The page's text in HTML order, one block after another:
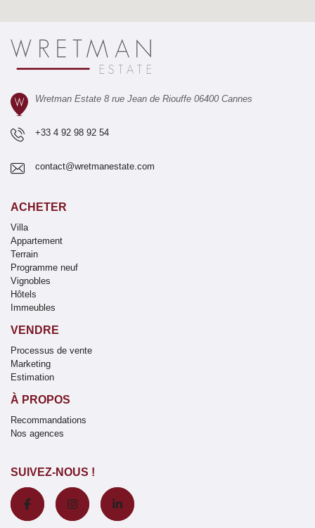
Wretman Estate 8 rue Jean de Riouffe 06400 Cannes
+33 4 92 98 92 54
contact@wretmanestate.com
ACHETER
Villa
Appartement
Terrain
Programme neuf
Vignobles
Hôtels
Immeubles
VENDRE
Processus de vente
Marketing
Estimation
À PROPOS
Recommandations
Nos agences
SUIVEZ-NOUS !